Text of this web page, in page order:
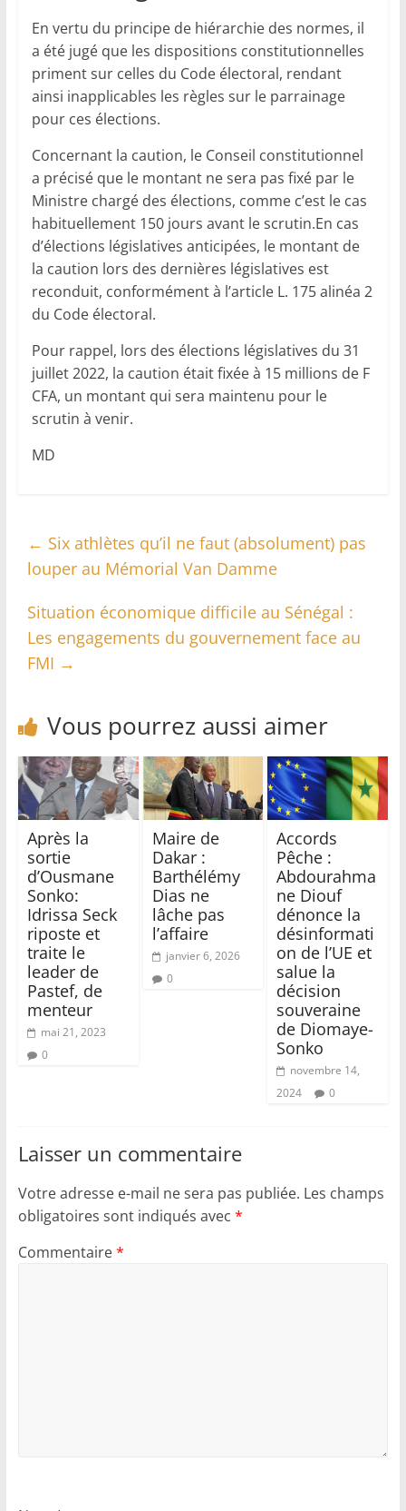
En vertu du principe de hiérarchie des normes, il
a été jugé que les dispositions constitutionnelles
priment sur celles du Code électoral, rendant
ainsi inapplicables les règles sur le parrainage
pour ces élections.
Concernant la caution, le Conseil constitutionnel
a précisé que le montant ne sera pas fixé par le
Ministre chargé des élections, comme c’est le cas
habituellement 150 jours avant le scrutin.En cas
d’élections législatives anticipées, le montant de
la caution lors des dernières législatives est
reconduit, conformément à l’article L. 175 alinéa 2
du Code électoral.
Pour rappel, lors des élections législatives du 31
juillet 2022, la caution était fixée à 15 millions de F
CFA, un montant qui sera maintenu pour le
scrutin à venir.
MD
← Six athlètes qu’il ne faut (absolument) pas
louper au Mémorial Van Damme
Situation économique difficile au Sénégal :
Les engagements du gouvernement face au
FMI →
Vous pourrez aussi aimer
Après la
sortie
d’Ousmane
Sonko:
Idrissa Seck
riposte et
traite le
leader de
Pastef, de
menteur
mai 21, 2023
0
Maire de
Dakar :
Barthélémy
Dias ne
lâche pas
l’affaire
janvier 6, 2026
0
Accords
Pêche :
Abdourahma
ne Diouf
dénonce la
désinformati
on de l’UE et
salue la
décision
souveraine
de Diomaye-
Sonko
novembre 14,
2024
0
Laisser un commentaire
Votre adresse e-mail ne sera pas publiée. Les champs
obligatoires sont indiqués avec *
Commentaire*